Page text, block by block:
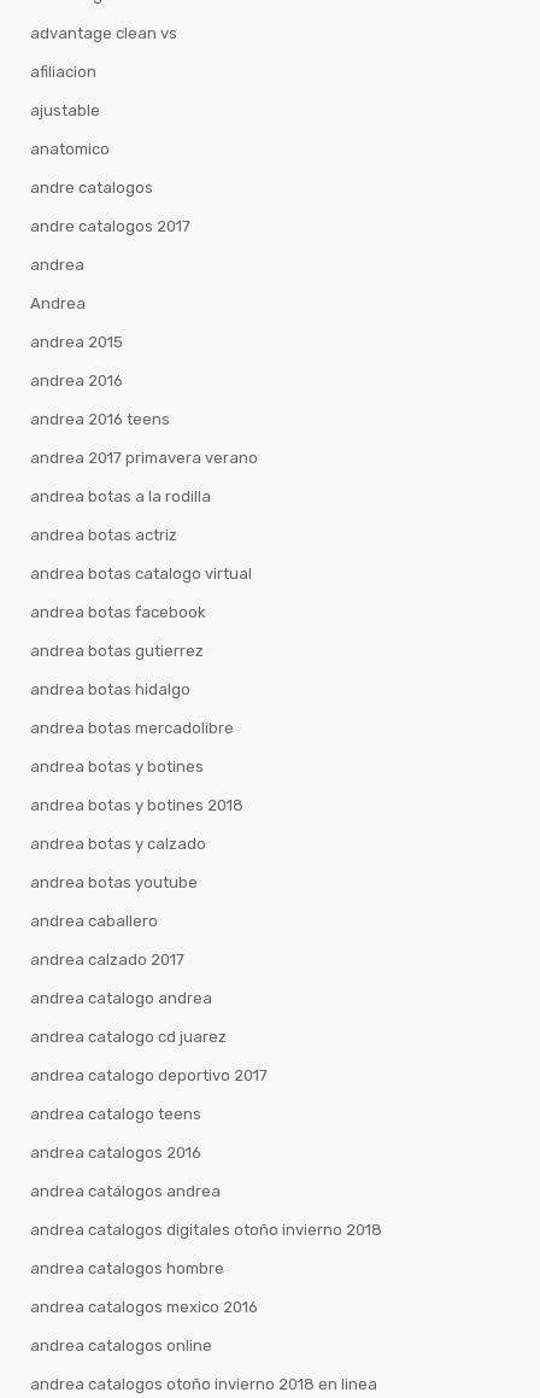
advantage clean vs
afiliacion
ajustable
anatomico
andre catalogos
andre catalogos 2017
andrea
Andrea
andrea 2015
andrea 2016
andrea 2016 teens
andrea 2017 primavera verano
andrea botas a la rodilla
andrea botas actriz
andrea botas catalogo virtual
andrea botas facebook
andrea botas gutierrez
andrea botas hidalgo
andrea botas mercadolibre
andrea botas y botines
andrea botas y botines 2018
andrea botas y calzado
andrea botas youtube
andrea caballero
andrea calzado 2017
andrea catalogo andrea
andrea catalogo cd juarez
andrea catalogo deportivo 2017
andrea catalogo teens
andrea catalogos 2016
andrea catálogos andrea
andrea catalogos digitales otoño invierno 2018
andrea catalogos hombre
andrea catalogos mexico 2016
andrea catalogos online
andrea catalogos otoño invierno 2018 en linea